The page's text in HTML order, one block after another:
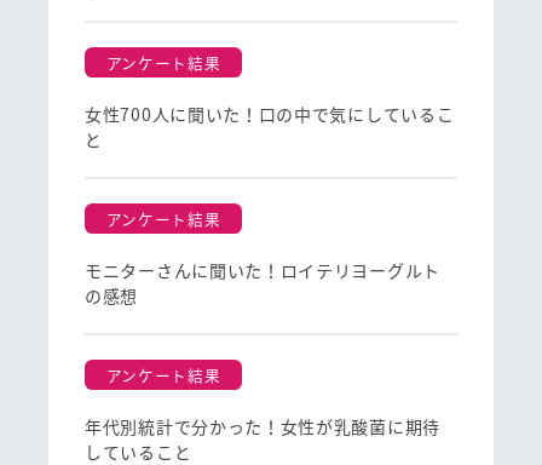
アンケート結果
女性700人に聞いた！口の中で気にしているこ
と
アンケート結果
モニターさんに聞いた！ロイテリヨーグルト
の感想
アンケート結果
年代別統計で分かった！女性が乳酸菌に期待
していること